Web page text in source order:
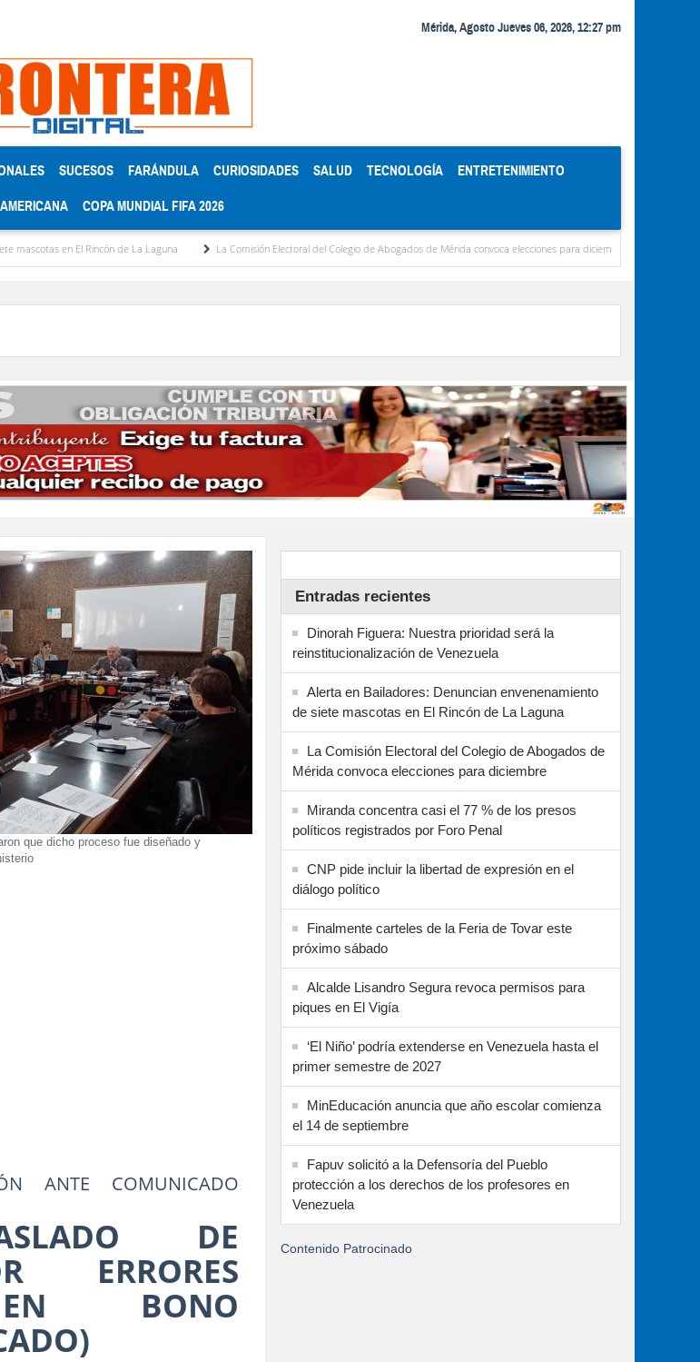
Mérida, Agosto Jueves 06, 2026, 12:27 pm
SUCESOS FARÁNDULA CURIOSIDADES SALUD TECNOLOGÍA ENTRETENIMIENTO
COPA MUNDIAL FIFA 2026
en El Rincón de La Laguna La Comisión Electoral del Colegio de Abogados de Mérida convoca elecciones para diciembre
que dicho proceso fue diseñado y
ANTE COMUNICADO
DE
ERRORES
EN BONO
Entradas recientes
Dinorah Figuera: Nuestra prioridad será la
reinstitucionalización de Venezuela
Alerta en Bailadores: Denuncian envenenamiento
de siete mascotas en El Rincón de La Laguna
La Comisión Electoral del Colegio de Abogados de
Mérida convoca elecciones para diciembre
Miranda concentra casi el 77 % de los presos
políticos registrados por Foro Penal
CNP pide incluir la libertad de expresión en el
diálogo político
Finalmente carteles de la Feria de Tovar este
próximo sábado
Alcalde Lisandro Segura revoca permisos para
piques en El Vigía
‘El Niño’ podría extenderse en Venezuela hasta el
primer semestre de 2027
MinEducación anuncia que año escolar comienza
el 14 de septiembre
Fapuv solicitó a la Defensoría del Pueblo
protección a los derechos de los profesores en
Venezuela
Contenido Patrocinado